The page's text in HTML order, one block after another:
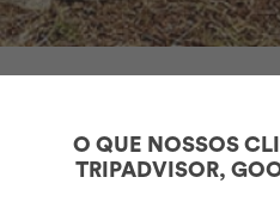
O QUE NOSSOS
TRIPADVISOR,